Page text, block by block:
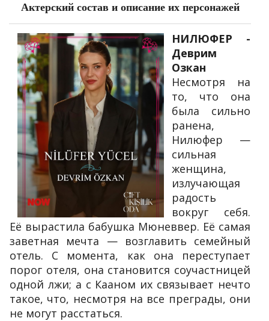
Актерский состав и описание их персонажей
НИЛЮФЕР -
Деврим
Озкан
Несмотря на
то, что она
была сильно
ранена,
Нилюфер —
сильная
женщина,
излучающая
радость
вокруг себя.
Её вырастила бабушка Мюневвер. Её самая
заветная мечта — возглавить семейный
отель. С момента, как она переступает
порог отеля, она становится соучастницей
одной лжи; а с Кааном их связывает нечто
такое, что, несмотря на все преграды, они
не могут расстаться.